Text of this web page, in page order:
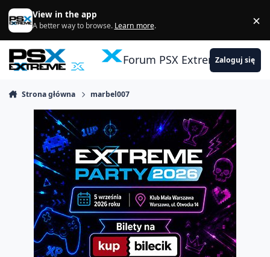
Skocz do zawartości
View in the app
A better way to browse. Learn more. ×
Forum PSX ExtremeZaloguj się
Strona główna marbel007